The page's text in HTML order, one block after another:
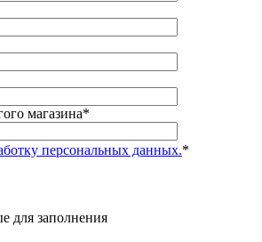
магазина*
персональных данных.*
для заполнения